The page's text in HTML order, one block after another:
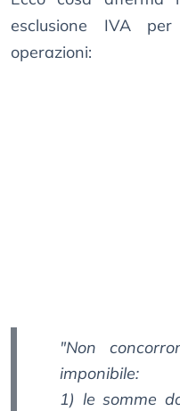
esclusione IVA
operazioni:
"Non
imponibile:
1) le somme